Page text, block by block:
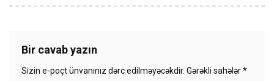
Bir cavab yazın
Sizin e-poçt ünvanınız dərc edilməyəcəkdir. Gərəkli sahələr*